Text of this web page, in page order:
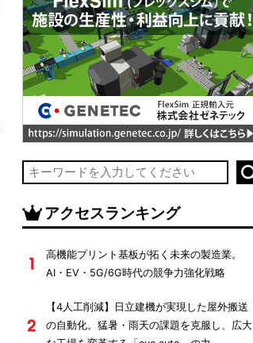
アクセスランキング
高機能プリント基板が拓く未来の製造業。
AI・EV・5G/6G時代の競争力強化戦略
【4人工削減】日立建機が実現した屋外搬送
の自動化。猛暑・雨天の課題を克服し、広大